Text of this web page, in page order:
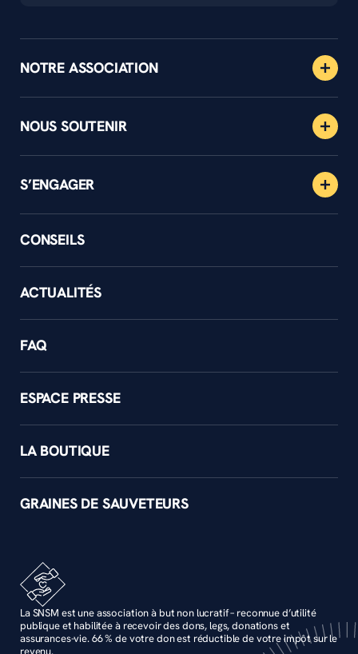
NOTRE ASSOCIATION
NOUS SOUTENIR
S’ENGAGER
CONSEILS
ACTUALITÉS
FAQ
ESPACE PRESSE
LA BOUTIQUE
GRAINES DE SAUVETEURS
La SNSM est une association à but non lucratif – reconnue d’utilité
publique et habilitée à recevoir des dons, legs, donations et
assurances-vie. 66 % de votre don est réductible de votre impôt sur le
revenu.